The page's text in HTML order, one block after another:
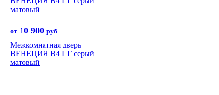
от 10 900 руб
Межкомнатная дверь
ВЕНЕЦИЯ B4 ПГ серый
матовый